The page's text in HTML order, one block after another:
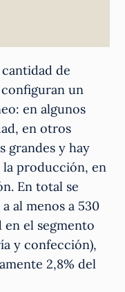
de
un
en algunos
en otros
grandes y hay
producción, en
En total se
al menos a 530
en el segmento
y confección),
2,8% del